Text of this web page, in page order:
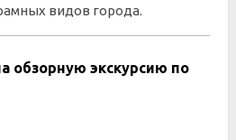
видов города.
обзорную экскурсию по